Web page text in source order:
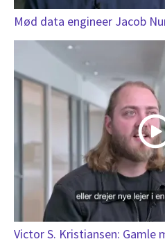
Mød data engineer Jacob
Victor S. Kristiansen: Gamle